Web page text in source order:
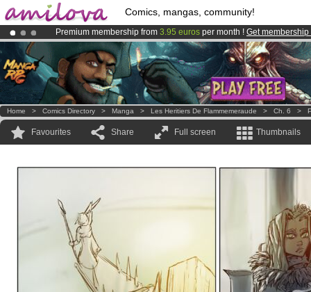
Comics, mangas, community!
Premium membership from 3.95 euros per month ! Get membership
AmilovaKickstarter is now LIVE!.
Already 100000membersand 1000 comics & mangas!.
Home > Comics Directory > Manga > Les Heritiers De Flammemeraude > Ch. 6 >
Favourites Share Full screen Thumbnails